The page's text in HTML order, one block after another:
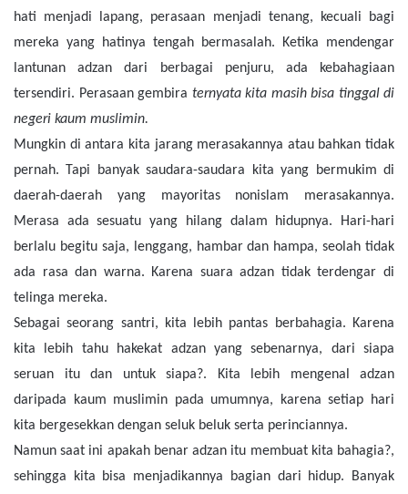
hati menjadi lapang, perasaan menjadi tenang, kecuali bagi
mereka yang hatinya tengah bermasalah. Ketika mendengar
lantunan adzan dari berbagai penjuru, ada kebahagiaan
tersendiri. Perasaan gembira ternyata kita masih bisa tinggal di
negeri kaum muslimin.
Mungkin di antara kita jarang merasakannya atau bahkan tidak
pernah. Tapi banyak saudara-saudara kita yang bermukim di
daerah-daerah yang mayoritas nonislam merasakannya.
Merasa ada sesuatu yang hilang dalam hidupnya. Hari-hari
berlalu begitu saja, lenggang, hambar dan hampa, seolah tidak
ada rasa dan warna. Karena suara adzan tidak terdengar di
telinga mereka.
Sebagai seorang santri, kita lebih pantas berbahagia. Karena
kita lebih tahu hakekat adzan yang sebenarnya, dari siapa
seruan itu dan untuk siapa?. Kita lebih mengenal adzan
daripada kaum muslimin pada umumnya, karena setiap hari
kita bergesekkan dengan seluk beluk serta perinciannya.
Namun saat ini apakah benar adzan itu membuat kita bahagia?,
sehingga kita bisa menjadikannya bagian dari hidup. Banyak